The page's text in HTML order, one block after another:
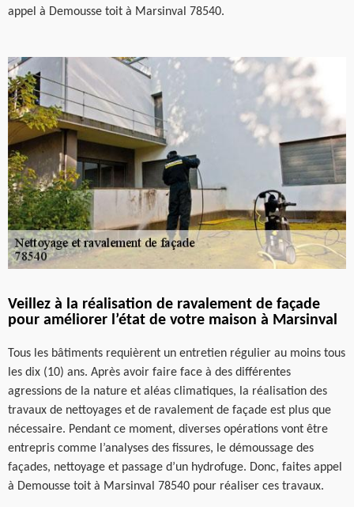
appel à Demousse toit à Marsinval 78540.
Veillez à la réalisation de ravalement de façade
pour améliorer l’état de votre maison à Marsinval
Tous les bâtiments requièrent un entretien régulier au moins tous
les dix (10) ans. Après avoir faire face à des différentes
agressions de la nature et aléas climatiques, la réalisation des
travaux de nettoyages et de ravalement de façade est plus que
nécessaire. Pendant ce moment, diverses opérations vont être
entrepris comme l’analyses des fissures, le démoussage des
façades, nettoyage et passage d’un hydrofuge. Donc, faites appel
à Demousse toit à Marsinval 78540 pour réaliser ces travaux.